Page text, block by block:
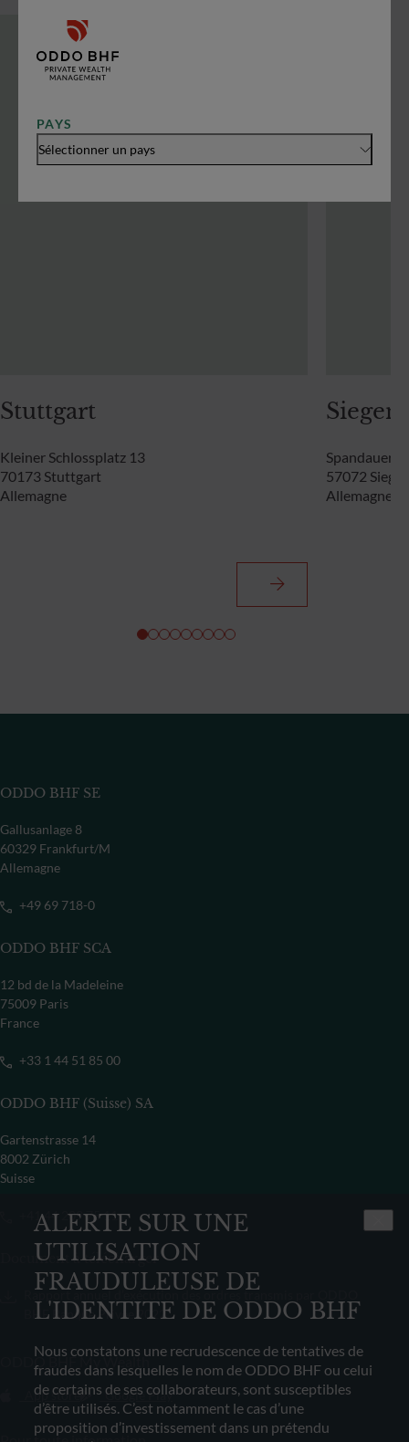
PAYS
Sélectionner un pays
ALERTE SUR UNE
UTILISATION
FRAUDULEUSE DE
L'IDENTITE DE ODDO BHF
Nous constatons une recrudescence de tentatives de
fraudes dans lesquelles le nom de ODDO BHF ou celui
de certains de ses collaborateurs, sont susceptibles
d’être utilisés. C’est notamment le cas d’une
proposition d’investissement dans un prétendu
Stuttgart
Kleiner Schlossplatz 13
70173 Stuttgart
Allemagne
Siegen
Spandauer
57072
Allemagne
ODDO BHF SE
Gallusanlage 8
60329 Frankfurt/M
Allemagne
+49 69 718-0
ODDO BHF SCA
12 bd de la Madeleine
75009 Paris
France
+33 1 44 51 85 00
ODDO BHF (Suisse) SA
Gartenstrasse 14
8002 Zürich
Suisse
+41 44 209 75 11
Document à télécharger
Rapport annuel d’exécution des ordres transmis par ODDO
BHF Banque Privée 2022
ODDO BHF My Wealth
App store Google Play